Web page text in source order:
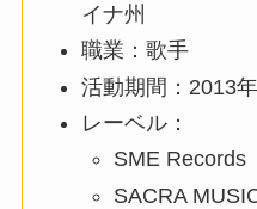
イナ州
職業：歌手
活動期間：2013
レーベル：
SME Records
SACRA